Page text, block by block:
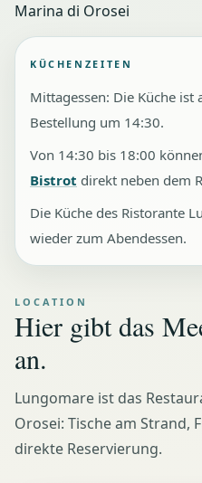
Marina di Orosei
KÜCHENZEITEN
Mittagessen: Die Küche
Bestellung um 14:30.
Von 14:30 bis 18:00
Bistrot direkt neben dem
Die Küche des Ristorante
wieder zum Abendessen.
LOCATION
Hier gibt das
an.
Lungomare ist das
Orosei: Tische am Strand,
direkte Reservierung.